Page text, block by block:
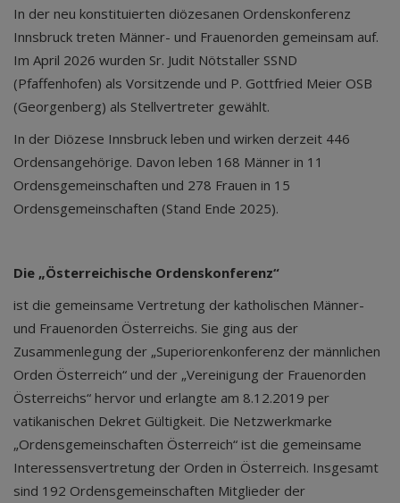
In der neu konstituierten diözesanen Ordenskonferenz
Innsbruck treten Männer- und Frauenorden gemeinsam auf.
Im April 2026 wurden Sr. Judit Nötstaller SSND
(Pfaffenhofen) als Vorsitzende und P. Gottfried Meier OSB
(Georgenberg) als Stellvertreter gewählt.
In der Diözese Innsbruck leben und wirken derzeit 446
Ordensangehörige. Davon leben 168 Männer in 11
Ordensgemeinschaften und 278 Frauen in 15
Ordensgemeinschaften (Stand Ende 2025).
Die „Österreichische Ordenskonferenz“
ist die gemeinsame Vertretung der katholischen Männer-
und Frauenorden Österreichs. Sie ging aus der
Zusammenlegung der „Superiorenkonferenz der männlichen
Orden Österreich“ und der „Vereinigung der Frauenorden
Österreichs“ hervor und erlangte am 8.12.2019 per
vatikanischen Dekret Gültigkeit. Die Netzwerkmarke
„Ordensgemeinschaften Österreich“ ist die gemeinsame
Interessensvertretung der Orden in Österreich. Insgesamt
sind 192 Ordensgemeinschaften Mitglieder der